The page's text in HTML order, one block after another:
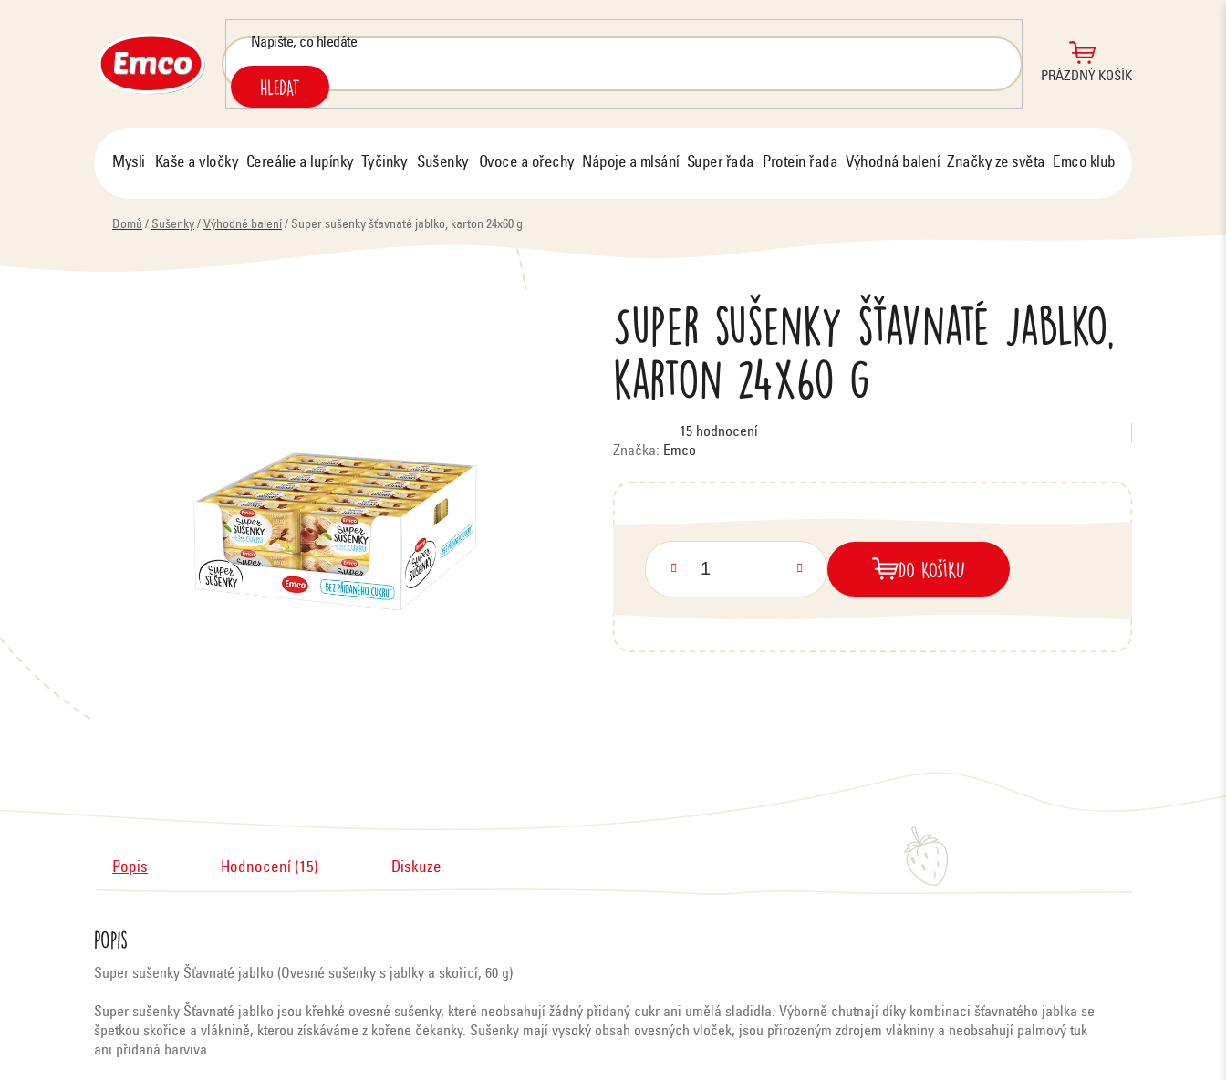
HLEDAT
NÁKUPNÍ
PRÁZDNÝ KOŠÍK
Mysli Kaše a vločky Cereálie a lupínky Tyčinky Sušenky Ovoce a ořechy Nápoje a mlsání Super řada Protein řada Výhodná balení Značky ze světa Emco klub
Domů / Sušenky / Výhodné balení / Super sušenky šťavnaté jablko, karton 24x60 g
Super sušenky šťavnaté jablko,
karton 24x60 g
Průměrné
hodnocení
produktu
je
5
15 hodnocení
Značka: Emco
DO KOŠÍKU
Popis Hodnocení (15) Diskuze
Popis
Super sušenky Šťavnaté jablko (Ovesné sušenky s jablky a skořicí, 60 g)
Super sušenky Šťavnaté jablko jsou křehké ovesné sušenky, které neobsahují žádný přidaný cukr ani umělá sladidla. Výborně chutnají díky kombinaci šťavnatého jablka se
špetkou skořice a vláknině, kterou získáváme z kořene čekanky. Sušenky mají vysoký obsah ovesných vloček, jsou přirozeným zdrojem vlákniny a neobsahují palmový tuk
ani přidaná barviva.